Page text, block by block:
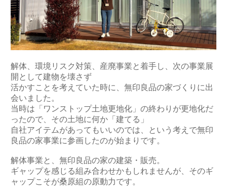
解体、環境リスク対策、産廃事業と着手し、次の事業展
開として建物を壊さず
活かすことを考えていた時に、無印良品の家づくりに出
会いました。
当時は「ワンストップ土地更地化」の終わりが更地化だ
ったので、その土地に何か「建てる」
自社アイテムがあってもいいのでは、という考えで無印
良品の家事業に参画したのが始まりです。
解体事業と、無印良品の家の建築・販売。
ギャップを感じる組み合わせかもしれませんが、そのギ
ャップこそが桑原組の原動力です。